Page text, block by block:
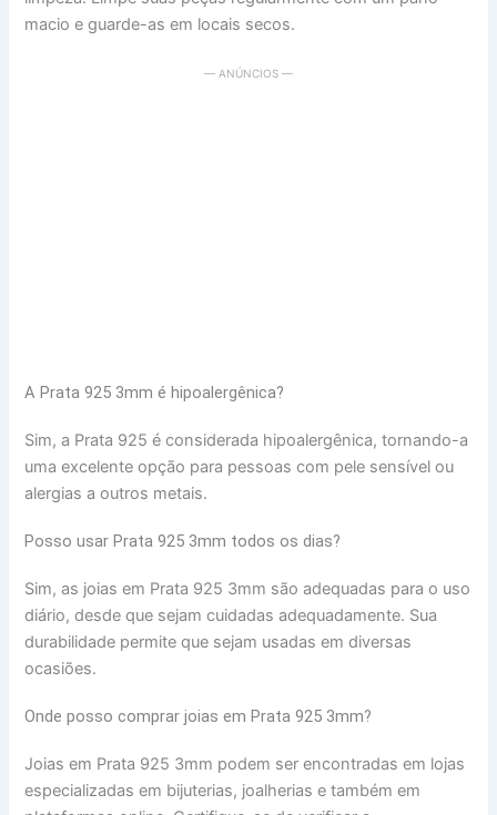
macio e guarde-as em locais secos.
— ANÚNCIOS —
A Prata 925 3mm é hipoalergênica?
Sim, a Prata 925 é considerada hipoalergênica, tornando-a
uma excelente opção para pessoas com pele sensível ou
alergias a outros metais.
Posso usar Prata 925 3mm todos os dias?
Sim, as joias em Prata 925 3mm são adequadas para o uso
diário, desde que sejam cuidadas adequadamente. Sua
durabilidade permite que sejam usadas em diversas
ocasiões.
Onde posso comprar joias em Prata 925 3mm?
Joias em Prata 925 3mm podem ser encontradas em lojas
especializadas em bijuterias, joalherias e também em